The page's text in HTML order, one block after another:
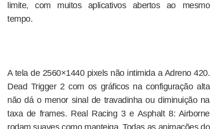
limite, com muitos aplicativos abertos ao mesmo
tempo.
A tela de 2560×1440 pixels não intimida a Adreno 420.
Dead Trigger 2 com os gráficos na configuração alta
não dá o menor sinal de travadinha ou diminuição na
taxa de frames. Real Racing 3 e Asphalt 8: Airborne
rodam suaves como manteiga. Todas as animações do